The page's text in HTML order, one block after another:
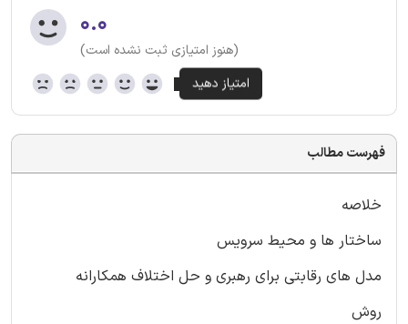
۰.۰
(هنوز امتیازی ثبت نشده است)
فهرست مطالب
خلاصه
ساختار ها و محیط سرویس
مدل های رقابتی برای رهبری و حل اختلاف همکارانه
روش